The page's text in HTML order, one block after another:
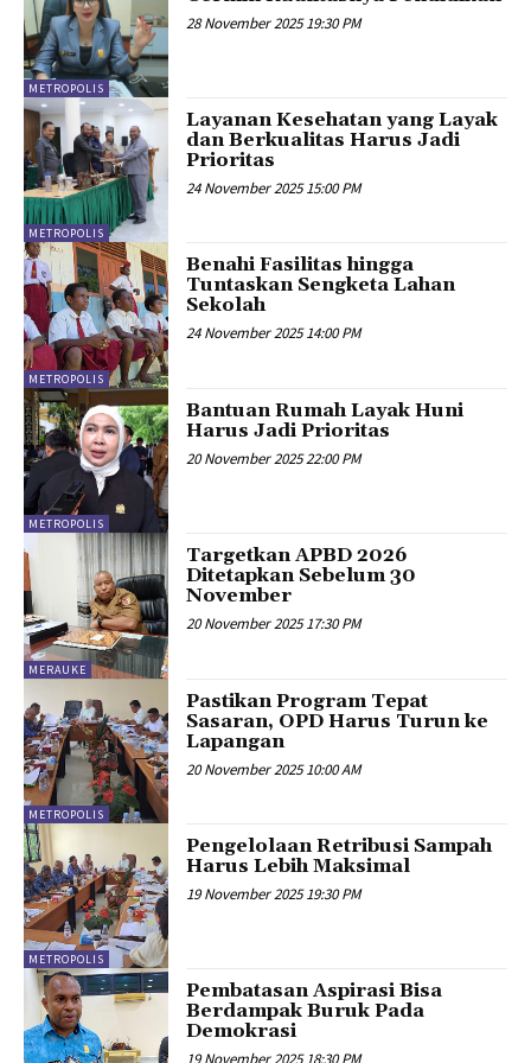
METROPOLIS
28 November 2025 19:30 PM
METROPOLIS
Layanan Kesehatan yang Layak
dan Berkualitas Harus Jadi
Prioritas
24 November 2025 15:00 PM
METROPOLIS
Benahi Fasilitas hingga
Tuntaskan Sengketa Lahan
Sekolah
24 November 2025 14:00 PM
METROPOLIS
Bantuan Rumah Layak Huni
Harus Jadi Prioritas
20 November 2025 22:00 PM
MERAUKE
Targetkan APBD 2026
Ditetapkan Sebelum 30
November
20 November 2025 17:30 PM
METROPOLIS
Pastikan Program Tepat
Sasaran, OPD Harus Turun ke
Lapangan
20 November 2025 10:00 AM
METROPOLIS
Pengelolaan Retribusi Sampah
Harus Lebih Maksimal
19 November 2025 19:30 PM
Pembatasan Aspirasi Bisa
Berdampak Buruk Pada
Demokrasi